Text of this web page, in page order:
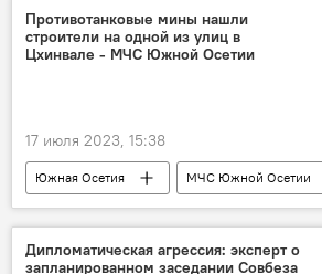
СССР
Германия
Противотанковые мины нашли
строители на одной из улиц в
Цхинвале - МЧС Южной Осетии
17 июля 2023, 15:38
Южная Осетия
МЧС Южной Осетии
Происшествия
Цхинвал
Дипломатическая агрессия: эксперт о
запланированном заседании Совбеза